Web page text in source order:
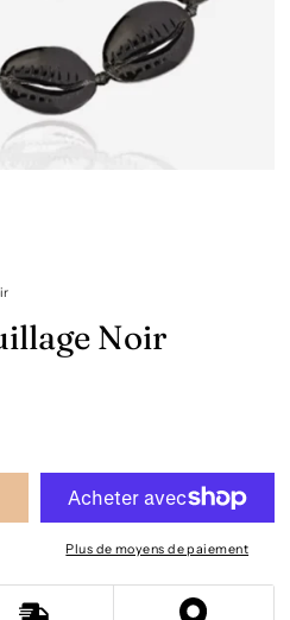
Noir
Plus de moyens de paiement